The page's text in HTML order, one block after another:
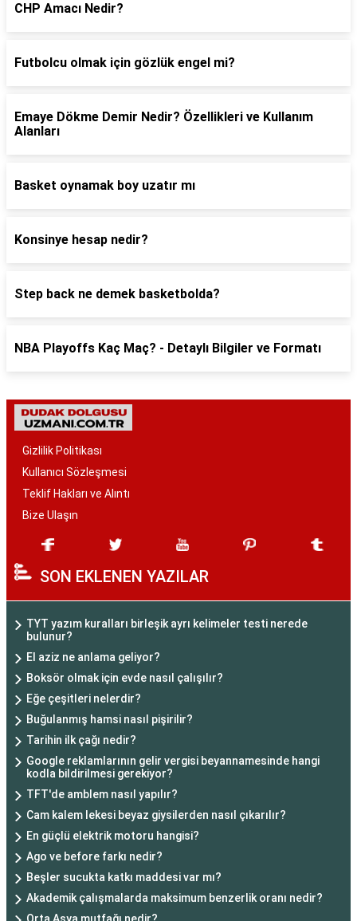
CHP Amacı Nedir?
Futbolcu olmak için gözlük engel mi?
Emaye Dökme Demir Nedir? Özellikleri ve Kullanım
Alanları
Basket oynamak boy uzatır mı
Konsinye hesap nedir?
Step back ne demek basketbolda?
NBA Playoffs Kaç Maç? - Detaylı Bilgiler ve Formatı
Gizlilik Politikası
Kullanıcı Sözleşmesi
Teklif Hakları ve Alıntı
Bize Ulaşın
SON EKLENEN YAZILAR
TYT yazım kuralları birleşik ayrı kelimeler testi nerede
bulunur?
El aziz ne anlama geliyor?
Boksör olmak için evde nasıl çalışılır?
Eğe çeşitleri nelerdir?
Buğulanmış hamsi nasıl pişirilir?
Tarihin ilk çağı nedir?
Google reklamlarının gelir vergisi beyannamesinde hangi
kodla bildirilmesi gerekiyor?
TFT'de amblem nasıl yapılır?
Cam kalem lekesi beyaz giysilerden nasıl çıkarılır?
En güçlü elektrik motoru hangisi?
Ago ve before farkı nedir?
Beşler sucukta katkı maddesi var mı?
Akademik çalışmalarda maksimum benzerlik oranı nedir?